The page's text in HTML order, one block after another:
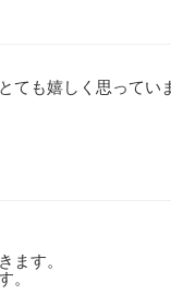
ても嬉しく思ってい
ます。
。